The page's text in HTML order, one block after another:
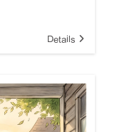
Details